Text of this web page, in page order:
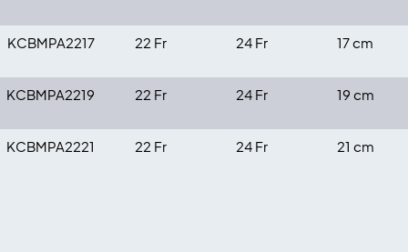
KCBMPA2217 22 Fr 24 Fr 17 cm
KCBMPA2219 22 Fr 24 Fr 19 cm
KCBMPA2221 22 Fr 24 Fr 21 cm